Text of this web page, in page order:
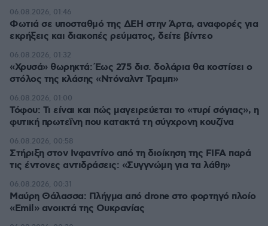
Φωτιά σε υποσταθμό της ΔΕΗ στην Άρτα, αναφορές για
εκρήξεις και διακοπές ρεύματος, δείτε βίντεο
06.08.2026, 01:46
«Χρυσά» θωρηκτά: Έως 275 δισ. δολάρια θα κοστίσει ο
στόλος της κλάσης «Ντόναλντ Τραμπ»
06.08.2026, 01:32
Τόφου: Τι είναι και πώς μαγειρεύεται το «τυρί σόγιας», η
φυτική πρωτεΐνη που κατακτά τη σύγχρονη κουζίνα
06.08.2026, 01:00
Στήριξη στον Ινφαντίνο από τη διοίκηση της FIFA παρά
τις έντονες αντιδράσεις: «Συγγνώμη για τα λάθη»
06.08.2026, 00:58
Μαύρη Θάλασσα: Πλήγμα από drone στο φορτηγό πλοίο
«Emil» ανοικτά της Ουκρανίας
06.08.2026, 00:31